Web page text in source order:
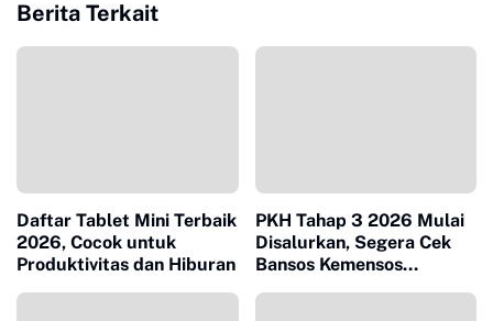
Berita Terkait
Daftar Tablet Mini Terbaik
2026, Cocok untuk
Produktivitas dan Hiburan
PKH Tahap 3 2026 Mulai
Disalurkan, Segera Cek
Bansos Kemensos